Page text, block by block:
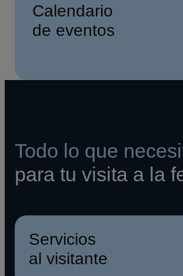
Calendario
de eventos
Todo lo que
para tu visita a la
Servicios
al visitante